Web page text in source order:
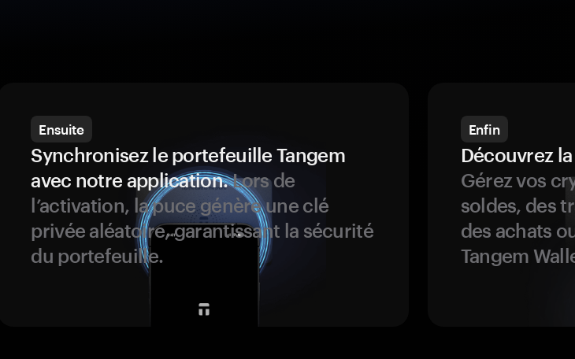
Ensuite
Synchronisez le portefeuille Tangem
avec notre application.Lors de
l’activation, la puce génère une clé
privée aléatoire, garantissant la sécurité
du portefeuille.
Enfin
Découvrez
Gérez vos
soldes, des
des achats
Tangem